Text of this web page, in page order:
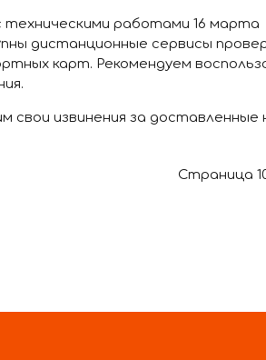
техническими работами 16 марта
дистанционные сервисы
карт. Рекомендуем
свои извинения за доставленные
Страница